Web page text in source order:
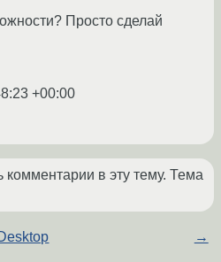
Просто сделай
+00:00
в эту тему. Тема
→